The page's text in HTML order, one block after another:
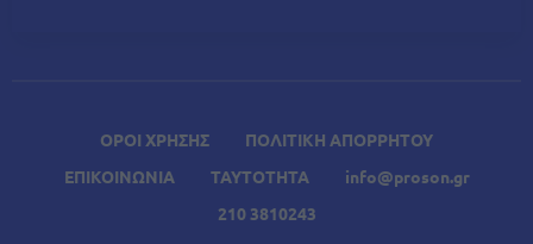
ΟΡΟΙ ΧΡΗΣΗΣ
ΠΟΛΙΤΙΚΗ ΑΠΟΡΡΗΤΟΥ
ΕΠΙΚΟΙΝΩΝΙΑ
ΤΑΥΤΟΤΗΤΑ
info@proson.gr
210 3810243